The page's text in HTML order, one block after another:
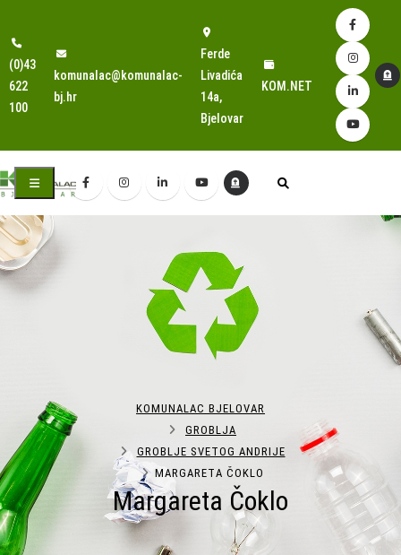
(0)43
622
100
komunalac@komunalac-
bj.hr
Ferde
Livadića
14a,
Bjelovar
KOM.NET
Margareta Čoklo
KOMUNALAC BJELOVAR
GROBLJA
GROBLJE SVETOG ANDRIJE
MARGARETA ČOKLO